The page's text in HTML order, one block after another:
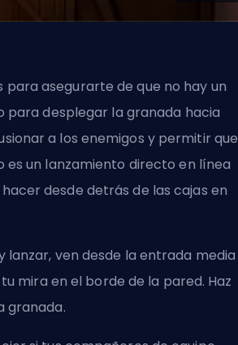
para asegurarte de que no hay un
para desplegar la granada hacia
a los enemigos y permitir que
es un lanzamiento directo en línea
desde detrás de las cajas en
lanzar, ven desde la entrada media
mira en el borde de la pared. Haz
granada.